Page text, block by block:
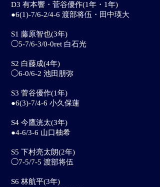
D3 有本響・菅谷優作(1年・1年)
●6(1)-7/6-2/4-6 渡部将伍・田中瑛大
S1 藤原智也(3年)
◯5-7/6-3/0-0ret 白石光
S2 白藤成(4年)
◯6-0/6-2 池田朋弥
S3 菅谷優作(1年)
●6(3)-7/4-6 小久保蓮
S4 今鷹洸太(3年)
●4-6/3-6 山口柚希
S5 下村亮太朗(2年)
◯7-5/7-5 渡部将伍
S6 林航平(3年)